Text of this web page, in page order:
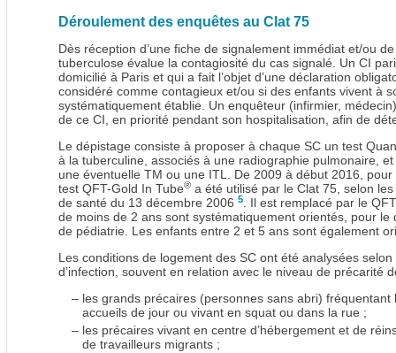
Déroulement des enquêtes au Clat 75
Dès réception d’une fiche de signalement immédiat et/ou
tuberculose évalue la contagiosité du cas signalé. Un CI
domicilié à Paris et qui a fait l’objet d’une déclaration
considéré comme contagieux et/ou si des enfants vivent à
systématiquement établie. Un enquêteur (infirmier,
de ce CI, en priorité pendant son hospitalisation, afin de
Le dépistage consiste à proposer à chaque SC un test
à la tuberculine, associés à une radiographie pulmonaire,
une éventuelle TM ou une ITL. De 2009 à début 2016,
test QFT-Gold In Tube® a été utilisé par le Clat 75, selon
de santé du 13 décembre 2006 5
. Il est remplacé par le
de moins de 2 ans sont systématiquement orientés, pour
de pédiatrie. Les enfants entre 2 et 5 ans sont également
Les conditions de logement des SC ont été analysées
d’infection, souvent en relation avec le niveau de précarité
– les grands précaires (personnes sans abri) fréquentant
accueils de jour ou vivant en squat ou dans la rue ;
– les précaires vivant en centre d’hébergement et de
de travailleurs migrants ;